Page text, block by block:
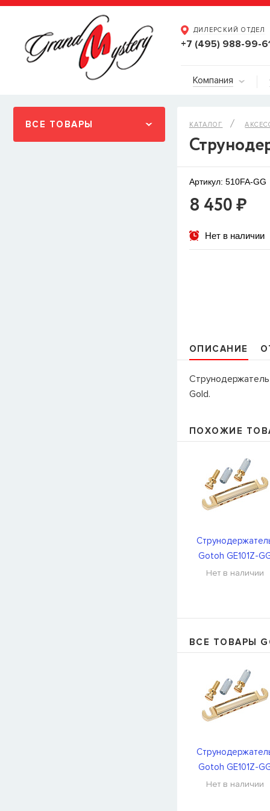
ДИЛЕРСКИЙ ОТДЕЛ
+7 (495) 988-99-
Компания
ВСЕ ТОВАРЫ КАТАЛОГ
Артикул: 510FA-GG
8 450 ₽
Нет в наличии
ОПИСАНИЕ
Gold.
ПОХОЖИЕ
Gotoh GE101Z-
Нет в наличии
ВСЕ ТОВАРЫ
Gotoh GE101Z-
Нет в наличии